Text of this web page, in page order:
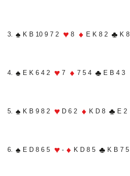
3. K B 10 9 7 2 8 E K 8 2 K 8
4. E K 6 4 2 7 7 5 4 E B 4 3
5. K B 9 8 2 D 6 2 K D 8 E 2
6. E D 8 6 5 - K D 8 5 K B 7 5